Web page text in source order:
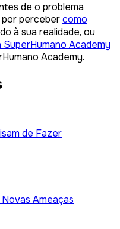
de o problema
por percebercomo
à sua realidade, ou
SuperHumano Academy
Academy.
de Fazer
Ameaças